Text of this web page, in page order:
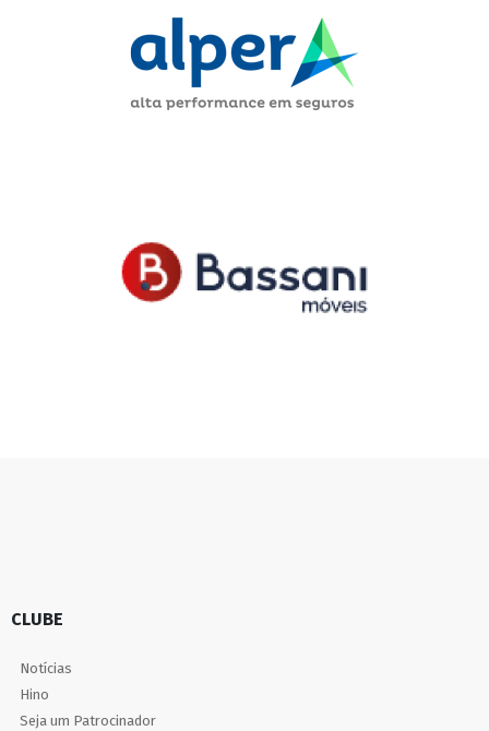
CLUBE
Notícias
Hino
Seja um Patrocinador